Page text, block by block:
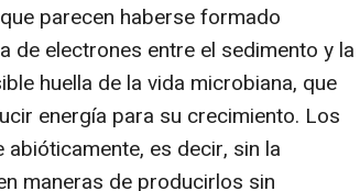
parecen haberse formado
de electrones entre el sedimento y la
huella de la vida microbiana, que
energía para su crecimiento. Los
es decir, sin la
maneras de producirlos sin